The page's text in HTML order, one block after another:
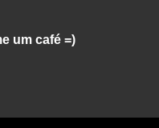
um café =)